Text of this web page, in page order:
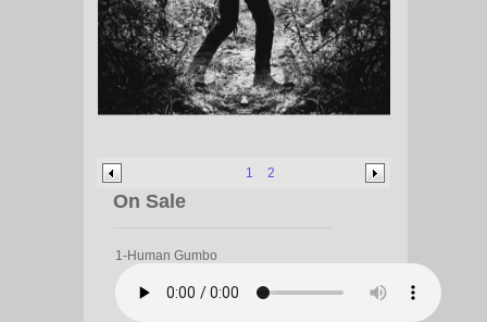
1 2
On Sale
1-Human Gumbo